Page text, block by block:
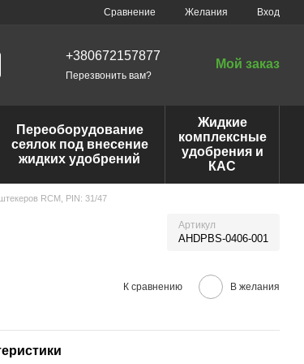
Сравнение Желания Вход
+380672157877
Перезвонить вам?
Мой заказ
Переоборудование
сеялок под внесение
жидких удобрений
Жидкие
комплексные
удобрения и
КАС
RCM, PIN: 31/47
Артикул
AHDPBS-0406-001
К сравнению В желания